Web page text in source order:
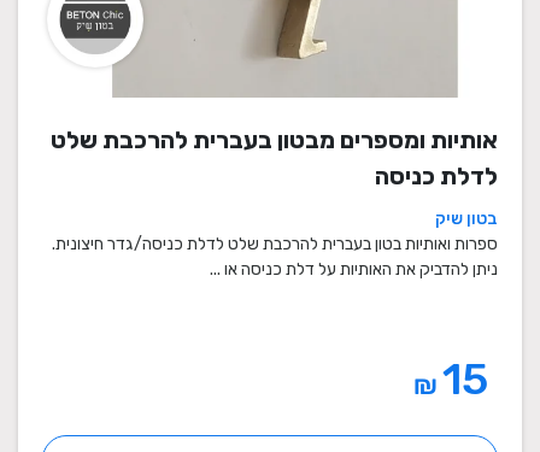
אותיות ומספרים מבטון בעברית להרכבת שלט
לדלת כניסה
בטון שיק
ספרות ואותיות בטון בעברית להרכבת שלט לדלת כניסה/גדר חיצונית.
ניתן להדביק את האותיות על דלת כניסה או ...
₪